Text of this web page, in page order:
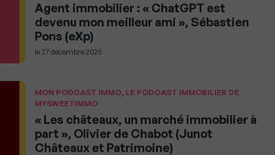
Agent immobilier : « ChatGPT est
devenu mon meilleur ami », Sébastien
Pons (eXp)
le27 décembre 2025
MON PODCAST IMMO, LE PODCAST IMMOBILIER DE
MYSWEETIMMO
« Les châteaux, un marché immobilier à
part », Olivier de Chabot (Junot
Châteaux et Patrimoine)